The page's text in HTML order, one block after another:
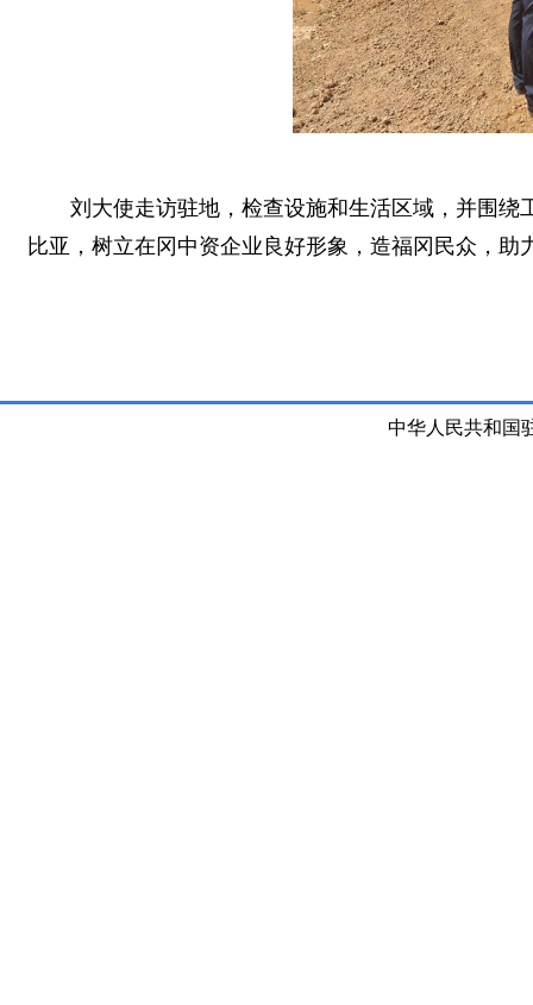
刘大使走访驻地，检查设施和生活区域，并围
比亚，树立在冈中资企业良好形象，造福冈民众，助
中华人民共和国